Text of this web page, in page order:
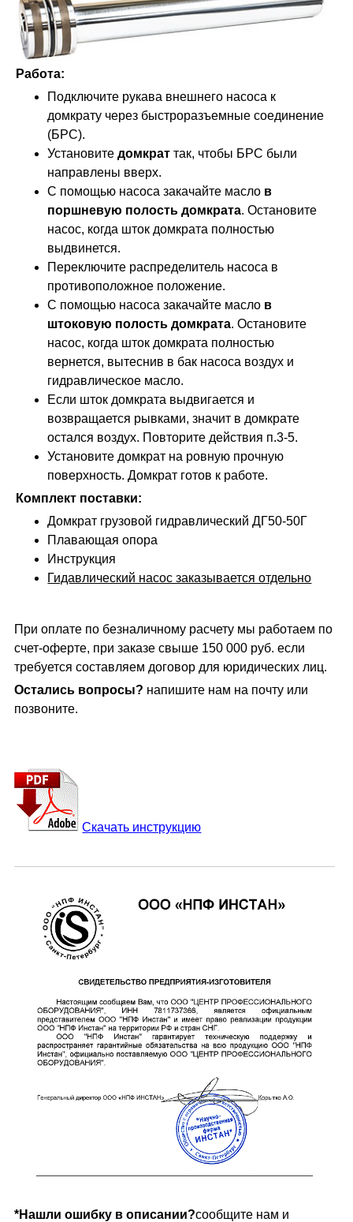
Работа:
Подключите рукава внешнего насоса к
домкрату через быстроразъемные соединение
(БРС).
Установитедомкрат так, чтобы БРС были
направлены вверх.
С помощью насоса закачайте масло в
поршневую полость домкрата. Остановите
насос, когда шток домкрата полностью
выдвинется.
Переключите распределитель насоса в
противоположное положение.
С помощью насоса закачайте масло в
штоковую полость домкрата. Остановите
насос, когда шток домкрата полностью
вернется, вытеснив в бак насоса воздух и
гидравлическое масло.
Если шток домкрата выдвигается и
возвращается рывками, значит в домкрате
остался воздух. Повторите действия п.3-5.
Установите домкрат на ровную прочную
поверхность. Домкрат готов к работе.
Комплект поставки:
Домкрат грузовой гидравлический ДГ50-50Г
Плавающая опора
Инструкция
Гидавлический насос заказывается отдельно
При оплате по безналичному расчету мы работаем по
счет-оферте, при заказе свыше 150 000 руб. если
требуется составляем договор для юридических лиц.
Остались вопросы? напишите нам на почту или
позвоните.
Скачать инструкцию
*Нашли ошибку в описании?сообщите нам и